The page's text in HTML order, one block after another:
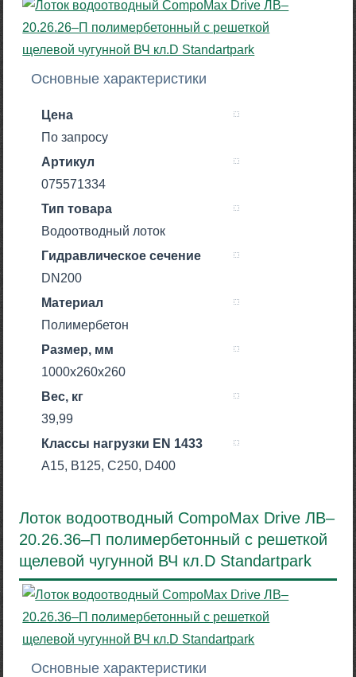
Основные характеристики
Цена
По запросу
Артикул
075571334
Тип товара
Водоотводный лоток
Гидравлическое сечение
DN200
Материал
Полимербетон
Размер, мм
1000х260х260
Вес, кг
39,99
Класcы нагрузки EN 1433
A15, B125, C250, D400
Лоток водоотводный CompoMax Drive ЛВ–
20.26.36–П полимербетонный с решеткой
щелевой чугунной ВЧ кл.D Standartpark
Основные характеристики